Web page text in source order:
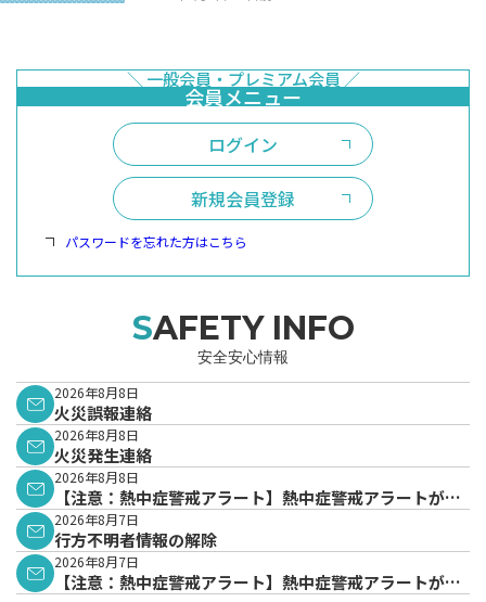
ログイン
新規会員登録
パスワードを忘れた方はこちら
SAFETY INFO
安全安心情報
2026年8月8日
火災誤報連絡
2026年8月8日
火災発生連絡
2026年8月8日
【注意：熱中症警戒アラート】熱中症警戒アラートが発
表されています。
2026年8月7日
行方不明者情報の解除
2026年8月7日
【注意：熱中症警戒アラート】熱中症警戒アラートが発